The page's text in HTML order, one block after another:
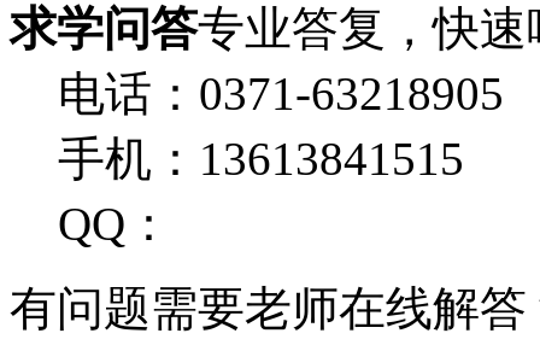
求学问答专业答复，快速
电话：0371-63218905
手机：13613841515
QQ：
有问题需要老师在线解答